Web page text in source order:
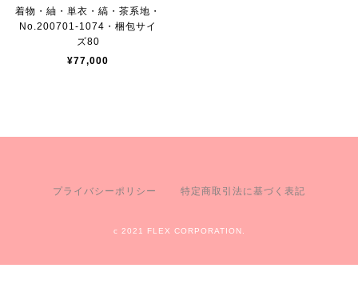
着物・紬・単衣・縞・茶系地・
No.200701-1074・梱包サイ
ズ80
¥77,000
プライバシーポリシー 特定商取引法に基づく表記
c 2021 FLEX CORPORATION.